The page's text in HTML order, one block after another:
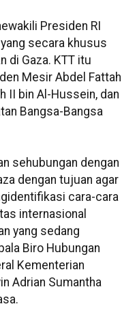
Presiden RI
secara khusus
di Gaza. KTT itu
Mesir Abdel Fattah
II bin Al-Hussein, dan
Bangsa-Bangsa
sehubungan dengan
dengan tujuan agar
cara-cara
internasional
yang sedang
Biro Hubungan
Kementerian
Adrian Sumantha